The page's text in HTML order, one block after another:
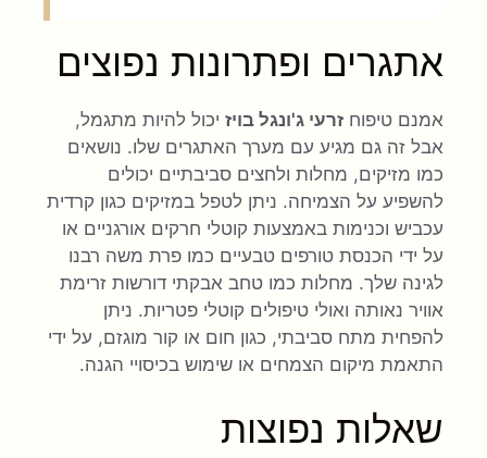
אתגרים ופתרונות נפוצים
אמנם טיפוח זרעי ג'ונגל בויז יכול להיות מתגמל,
אבל זה גם מגיע עם מערך האתגרים שלו. נושאים
כמו מזיקים, מחלות ולחצים סביבתיים יכולים
להשפיע על הצמיחה. ניתן לטפל במזיקים כגון קרדית
עכביש וכנימות באמצעות קוטלי חרקים אורגניים או
על ידי הכנסת טורפים טבעיים כמו פרת משה רבנו
לגינה שלך. מחלות כמו טחב אבקתי דורשות זרימת
אוויר נאותה ואולי טיפולים קוטלי פטריות. ניתן
להפחית מתח סביבתי, כגון חום או קור מוגזם, על ידי
התאמת מיקום הצמחים או שימוש בכיסויי הגנה.
שאלות נפוצות